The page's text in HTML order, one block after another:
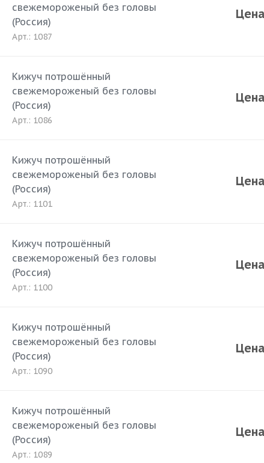
свежемороженый без головы
(Россия)
Арт.: 1087
Кижуч потрошённый
свежемороженый без головы
(Россия)
Арт.: 1086
Кижуч потрошённый
свежемороженый без головы
(Россия)
Арт.: 1101
Кижуч потрошённый
свежемороженый без головы
(Россия)
Арт.: 1100
Кижуч потрошённый
свежемороженый без головы
(Россия)
Арт.: 1090
Кижуч потрошённый
свежемороженый без головы
(Россия)
Арт.: 1089